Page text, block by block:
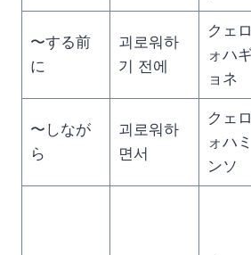
〜する前
に
괴로워하
기 전에
クェ
ォハ
ョネ
〜しなが
ら
괴로워하
면서
クェ
ォハ
ンソ